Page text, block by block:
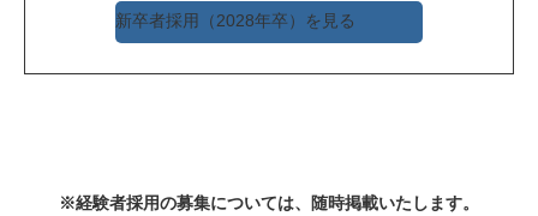
新卒者採用（2028年卒）を見る
※経験者採用の募集については、随時掲載いたします。